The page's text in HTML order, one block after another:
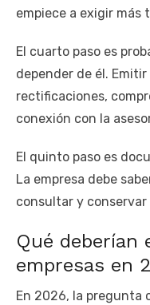
empiece a exigir más
El cuarto paso es
depender de él.
rectificaciones,
conexión con la
El quinto paso es
La empresa debe
consultar y
Qué deberían
empresas en
En 2026, la pregunta